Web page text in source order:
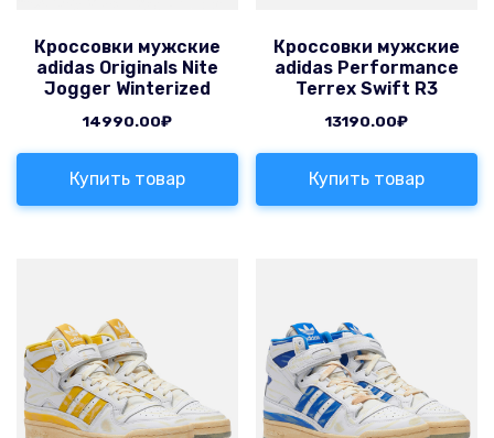
Кроссовки мужские
adidas Originals Nite
Jogger Winterized
14990.00₽
Купить товар
Кроссовки мужские
adidas Performance
Terrex Swift R3
13190.00₽
Купить товар